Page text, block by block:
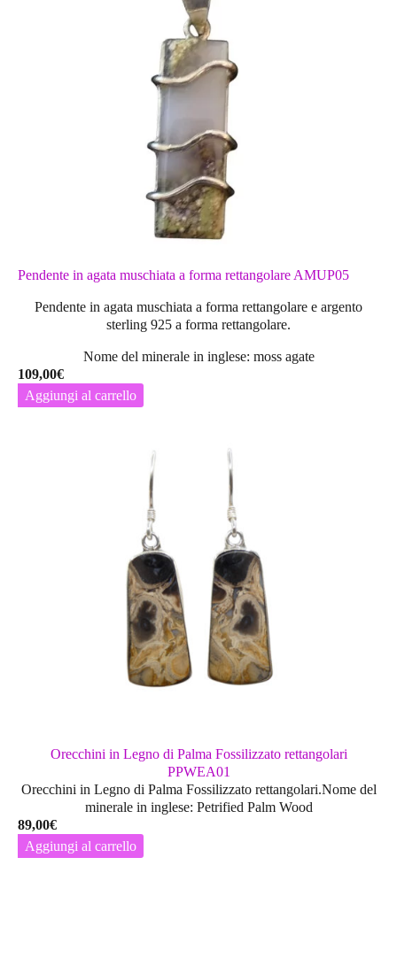
Pendente in agata muschiata a forma rettangolare AMUP05
Pendente in agata muschiata a forma rettangolare e argento
sterling 925 a forma rettangolare.
Nome del minerale in inglese: moss agate
109,00€
Aggiungi al carrello
Orecchini in Legno di Palma Fossilizzato rettangolari
PPWEA01
Orecchini in Legno di Palma Fossilizzato rettangolari.Nome del
minerale in inglese: Petrified Palm Wood
89,00€
Aggiungi al carrello